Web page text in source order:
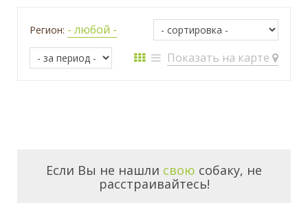
Регион: - любой -
Показать на карте
Если Вы не нашли свою собаку, не
расстраивайтесь!